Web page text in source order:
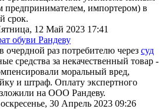
предпринимателем, импортером) в
срок.
12 Май 2023 17:41
обуви Рандеву
очердной раз потребителю через суд
средства за некачественный товар -
моральный вред,
и штраф. Оплату экспертного
на ООО Рандеву.
30 Апрель 2023 09:26